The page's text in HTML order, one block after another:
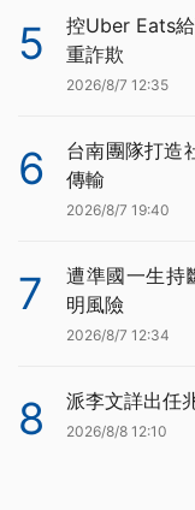
5
控Uber Eats
重詐欺
2026/8/7 12:35
6
台南團隊打造
傳輸
2026/8/7 19:40
7
遭準國一生持
明風險
2026/8/7 12:34
8 派李文詳出任
2026/8/8 12:10